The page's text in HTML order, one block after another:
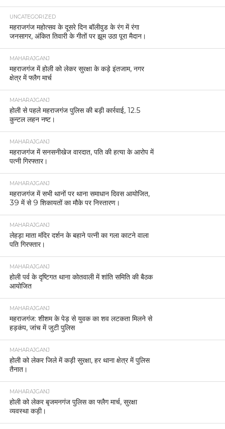
UNCATEGORIZED
महराजगंज महोत्सव के दूसरे दिन बॉलीवुड के रंग में रंगा
जनसागर, अंकित तिवारी के गीतों पर झूम उठा पूरा मैदान।
MAHARAJGANJ
महराजगंज में होली को लेकर सुरक्षा के कड़े इंतजाम, नगर
क्षेत्र में फ्लैग मार्च
MAHARAJGANJ
होली से पहले महराजगंज पुलिस की बड़ी कार्रवाई, 12.5
कुन्टल लहन नष्ट।
MAHARAJGANJ
महराजगंज में सनसनीखेज वारदात, पति की हत्या के आरोप में
पत्नी गिरफ्तार।
MAHARAJGANJ
महराजगंज में सभी थानों पर थाना समाधान दिवस आयोजित,
39 में से 9 शिकायतों का मौके पर निस्तारण।
MAHARAJGANJ
लेहड़ा माता मंदिर दर्शन के बहाने पत्नी का गला काटने वाला
पति गिरफ्तार।
MAHARAJGANJ
होली पर्व के दृष्टिगत थाना कोतवाली में शांति समिति की बैठक
आयोजित
MAHARAJGANJ
महराजगंज: शीशम के पेड़ से युवक का शव लटकता मिलने से
हड़कंप, जांच में जुटी पुलिस
MAHARAJGANJ
होली को लेकर जिले में कड़ी सुरक्षा, हर थाना क्षेत्र में पुलिस
तैनात।
MAHARAJGANJ
होली को लेकर बृजमनगंज पुलिस का फ्लैग मार्च, सुरक्षा
व्यवस्था कड़ी।